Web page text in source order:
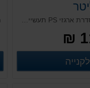
נוספים
לקנייה